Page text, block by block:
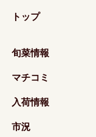
トップ
旬菜情報
マチコミ
入荷情報
市況